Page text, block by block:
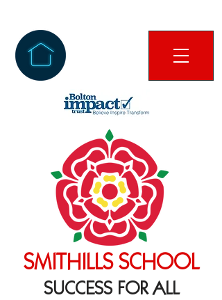
SMITHILLS SCHOOL
SUCCESS FOR ALL